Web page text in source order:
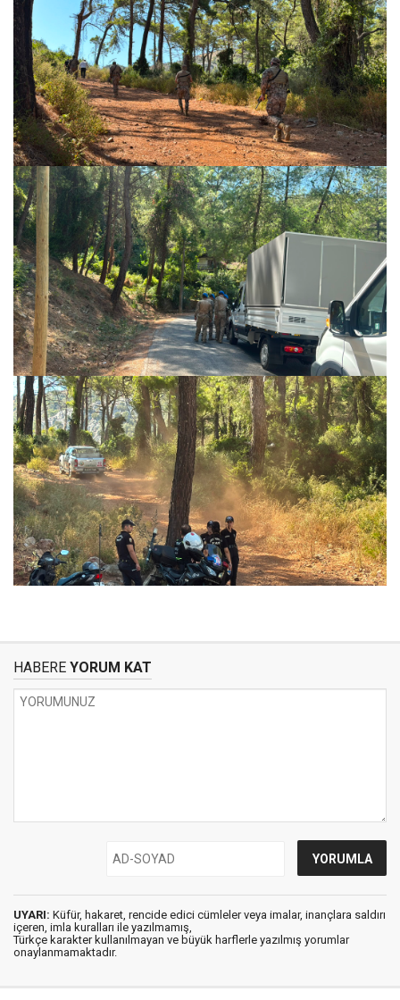
HABERE YORUM KAT
UYARI: Küfür, hakaret, rencide edici cümleler veya imalar, inançlara saldırı
içeren, imla kuralları ile yazılmamış,
Türkçe karakter kullanılmayan ve büyük harflerle yazılmış yorumlar
onaylanmamaktadır.